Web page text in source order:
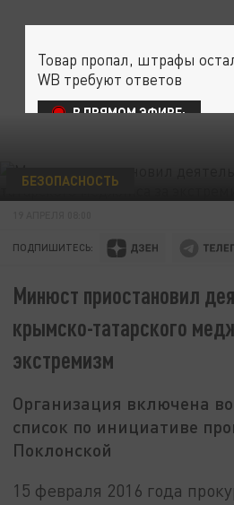
БЕЗОПАСНОСТЬ
ПОДПИШИТЕСЬ:
Минюст приостановил
крымско-татарского
экстремизм
Организация включена
список по инициативе
Поклонской
15 февраля 2016 года
Товар пропал, штрафы
WB требуют ответов
В ПРЯМОМ ЭФИРЕ: